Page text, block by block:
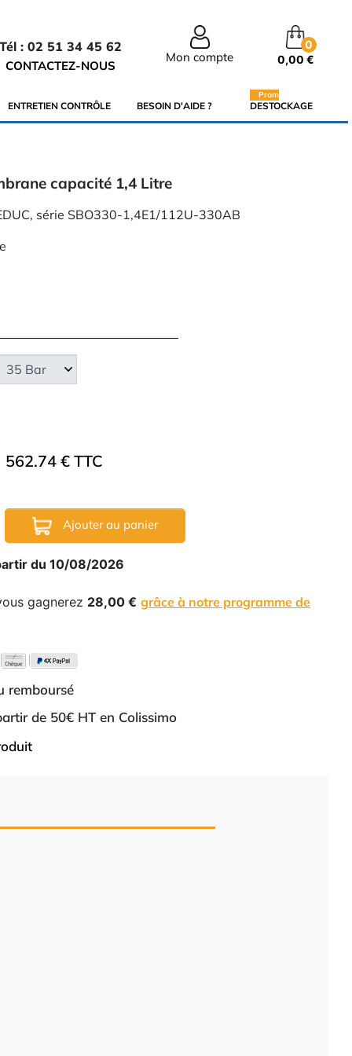
Tél : 02 51 34 45 62
CONTACTEZ-NOUS
Mon compte
0
0,00 €
ENTRETIEN CONTRÔLE BESOIN D'AIDE ? DESTOCKAGE
Promo
capacité 1,4 Litre
série SBO330-1,4E1/112U-330AB
562.74 € TTC
Ajouter au panier
du 10/08/2026
gagnerez 28,00 € grâce à notre programme de
remboursé
de 50€ HT en Colissimo